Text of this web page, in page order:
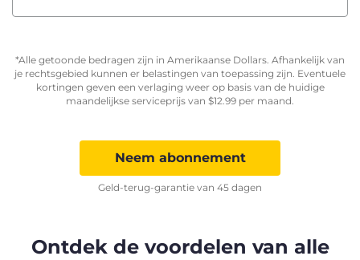
*Alle getoonde bedragen zijn in Amerikaanse Dollars. Afhankelijk van
je rechtsgebied kunnen er belastingen van toepassing zijn. Eventuele
kortingen geven een verlaging weer op basis van de huidige
maandelijkse serviceprijs van $12.99 per maand.
Neem abonnement
Geld-terug-garantie van 45 dagen
Ontdek de voordelen van alle